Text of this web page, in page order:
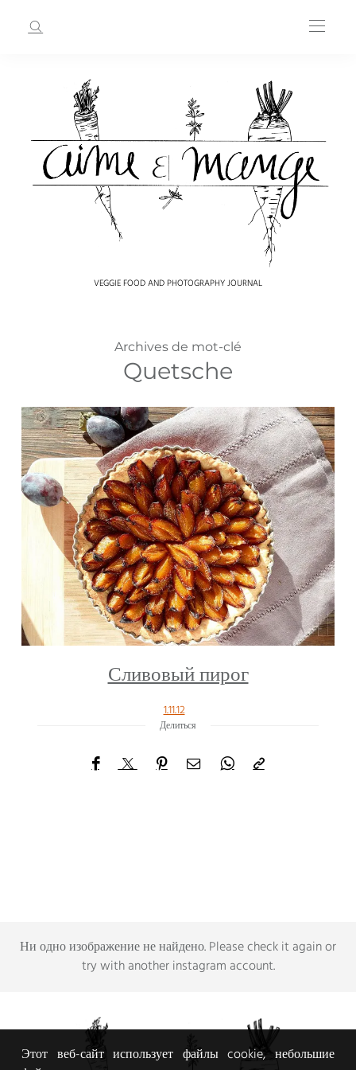
VEGGIE FOOD AND PHOTOGRAPHY JOURNAL
Archives de mot-clé
Quetsche
Сливовый пирог
1.11.12
Делиться
Ни одно изображение не найдено.Please check it again or
try with another instagram account.
Этот веб-сайт использует файлы cookie, небольшие